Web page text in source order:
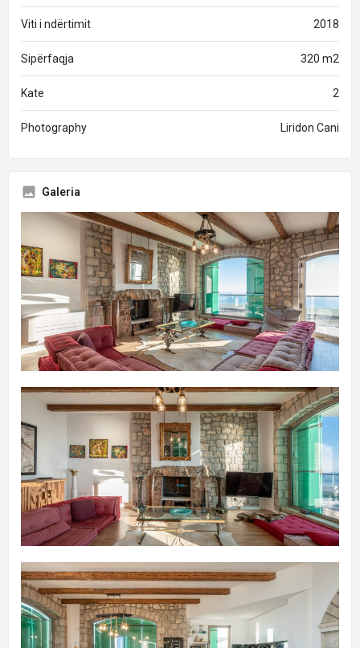
Viti i ndërtimit 2018
Sipërfaqja 320 m2
Kate 2
Photography Liridon Cani
Galeria